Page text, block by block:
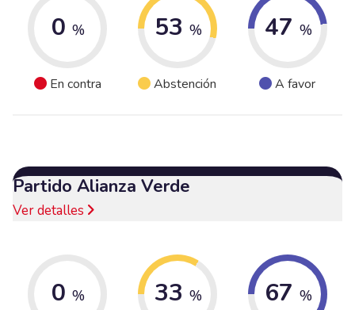
0 %
En contra
53 %
Abstención
47 %
A favor
Partido Alianza Verde
Ver detalles
0 % 33 % 67 %